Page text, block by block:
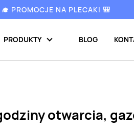
PROMOCJE NA PLECAKI 🎒
PRODUKTY BLOG
otwarcia,